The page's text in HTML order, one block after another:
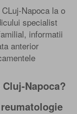
Napoca la o
specialist
informatii
anterior
Napoca?